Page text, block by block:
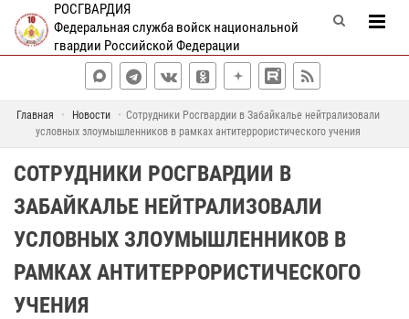
РОСГВАРДИЯ
Федеральная служба войск национальной
гвардии Российской Федерации
Главная Новости
Сотрудники Росгвардии в Забайкалье нейтрализовали
условных злоумышленников в рамках антитеррористического учения
СОТРУДНИКИ РОСГВАРДИИ В
ЗАБАЙКАЛЬЕ НЕЙТРАЛИЗОВАЛИ
УСЛОВНЫХ ЗЛОУМЫШЛЕННИКОВ В
РАМКАХ АНТИТЕРРОРИСТИЧЕСКОГО
УЧЕНИЯ